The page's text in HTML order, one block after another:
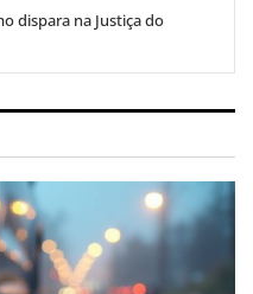
dispara na Justiça do